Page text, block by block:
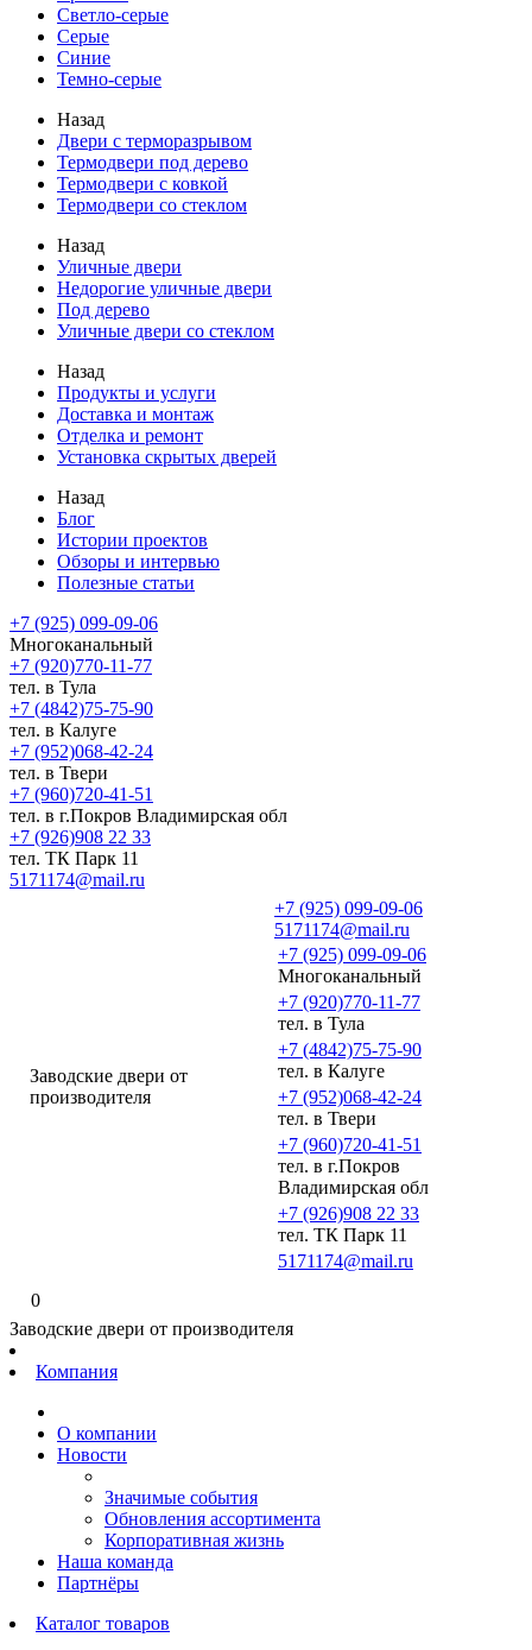
Светло-серые
Серые
Синие
Темно-серые
Назад
Двери с терморазрывом
Термодвери под дерево
Термодвери с ковкой
Термодвери со стеклом
Назад
Уличные двери
Недорогие уличные двери
Под дерево
Уличные двери со стеклом
Назад
Продукты и услуги
Доставка и монтаж
Отделка и ремонт
Установка скрытых дверей
Назад
Блог
Истории проектов
Обзоры и интервью
Полезные статьи
+7 (925) 099-09-06
Многоканальный
+7 (920)770-11-77
тел. в Тула
+7 (4842)75-75-90
тел. в Калуге
+7 (952)068-42-24
тел. в Твери
+7 (960)720-41-51
тел. в г.Покров Владимирская обл
+7 (926)908 22 33
тел. ТК Парк 11
5171174@mail.ru
Заводские двери от
производителя
+7 (925) 099-09-06
5171174@mail.ru
+7 (925) 099-09-06
Многоканальный
+7 (920)770-11-77
тел. в Тула
+7 (4842)75-75-90
тел. в Калуге
+7 (952)068-42-24
тел. в Твери
+7 (960)720-41-51
тел. в г.Покров
Владимирская обл
+7 (926)908 22 33
тел. ТК Парк 11
5171174@mail.ru
0
Заводские двери от производителя
Компания
О компании
Новости
Значимые события
Обновления ассортимента
Корпоративная жизнь
Наша команда
Партнёры
Каталог товаров